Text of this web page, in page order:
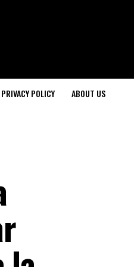
PRIVACY POLICY ABOUT US